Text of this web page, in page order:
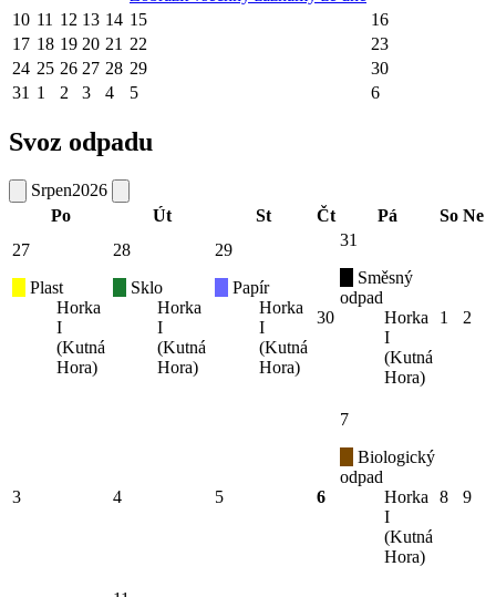
10 11 12 13 14 15
16
17 18 19 20 21 22
23
24 25 26 27 28 29
30
31 1 2 3 4 5 6
Svoz odpadu
Srpen2026
Po
Út St Čt Pá So Ne
27
Plast
Horka
I
(Kutná
Hora)
28
Sklo
Horka
I
(Kutná
Hora)
29
Papír
Horka
I
(Kutná
Hora)
30
31
Směsný
odpad
Horka
I
(Kutná
Hora)
1 2
3 4 5 6
7
Biologický
odpad
Horka
I
(Kutná
Hora)
8 9